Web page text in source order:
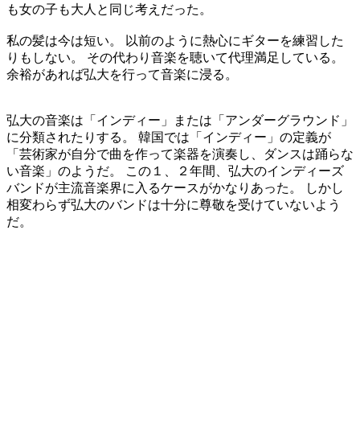
も女の子も大人と同じ考えだった。
私の髪は今は短い。 以前のように熱心にギターを練習した
りもしない。 その代わり音楽を聴いて代理満足している。
余裕があれば弘大を行って音楽に浸る。
弘大の音楽は「インディー」または「アンダーグラウンド」
に分類されたりする。 韓国では「インディー」の定義が
「芸術家が自分で曲を作って楽器を演奏し、ダンスは踊らな
い音楽」のようだ。 この１、２年間、弘大のインディーズ
バンドが主流音楽界に入るケースがかなりあった。 しかし
相変わらず弘大のバンドは十分に尊敬を受けていないよう
だ。